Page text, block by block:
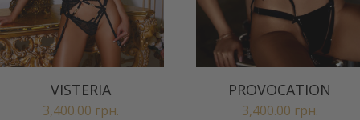
VISTERIA
3,400.00 грн.
PROVOCATION
3,400.00 грн.